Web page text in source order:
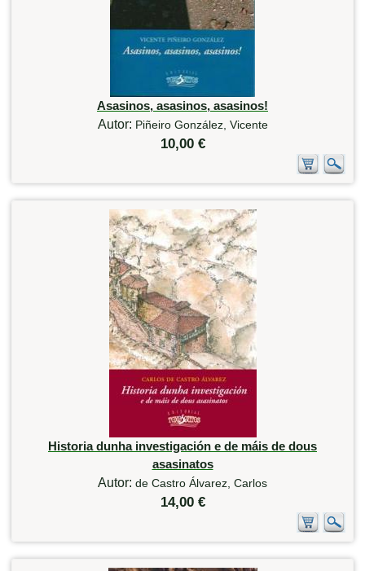
Asasinos, asasinos, asasinos!
Autor: Piñeiro González, Vicente
10,00 €
Historia dunha investigación e de máis de dous
asasinatos
Autor: de Castro Álvarez, Carlos
14,00 €